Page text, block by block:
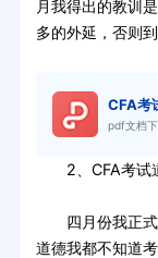
月我得出的教训
多的外延，否则
CFA考
pdf文档
2、CFA考试
四月份我正式
道德我都不知道